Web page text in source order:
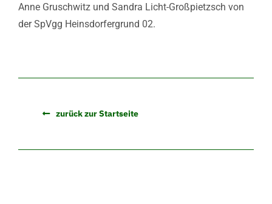
Anne Gruschwitz und Sandra Licht-Großpietzsch von
der SpVgg Heinsdorfergrund 02.
zurück zur Startseite